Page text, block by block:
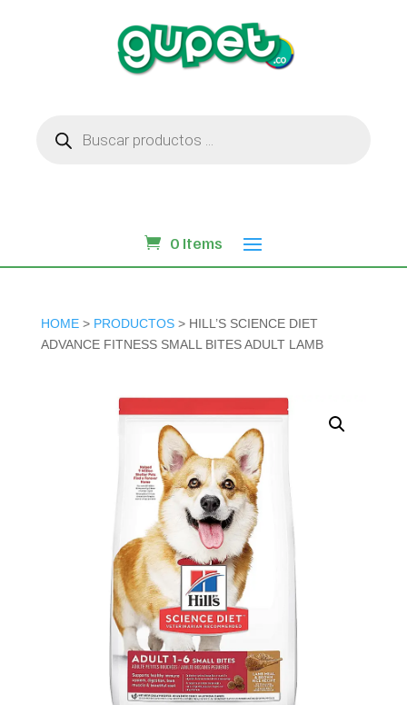
productos
0 Items
HOME> PRODUCTOS> HILL’S SCIENCE DIET
ADVANCE FITNESS SMALL BITES ADULT LAMB